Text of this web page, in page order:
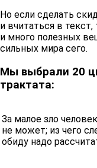
Но если сделать
и вчитаться в
и много полезных
сильных мира сего.
Мы выбрали 20
трактата:
За малое зло
не может; из чего
обиду надо